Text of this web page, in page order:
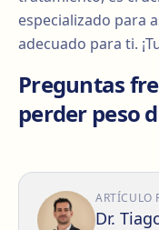
especializado para
adecuado para ti.
Preguntas
perder peso
ARTÍCULO
Dr.